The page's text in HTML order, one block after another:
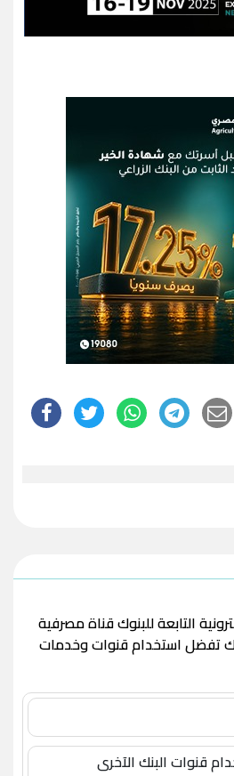
التابعة للبنوك قناة مصرفية
تفضل استخدام قنوات وخدمات
قنوات البنك الآخرى